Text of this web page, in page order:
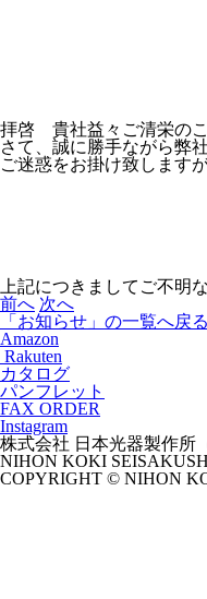
拝啓 貴社益々ご清栄のこ
さて、誠に勝手ながら弊
ご迷惑をお掛け致します
上記につきましてご不明
前へ 次へ
「お知らせ」の一覧へ戻る
Amazon
Rakuten
カタログ
パンフレット
FAX ORDER
Instagram
株式会社 日本光器製作所
NIHON KOKI
COPYRIGHT © NIHON